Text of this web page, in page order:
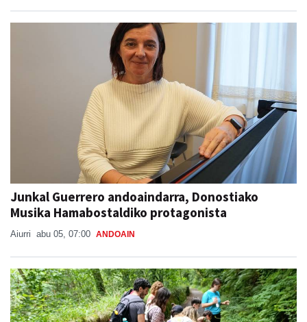
Junkal Guerrero andoaindarra, Donostiako
Musika Hamabostaldiko protagonista
Aiurri abu 05, 07:00 ANDOAIN